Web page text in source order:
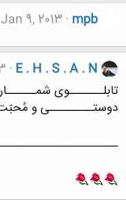
mpb
Jan 9, 2013
E . H . S . A . N
دوستـــــــــی و